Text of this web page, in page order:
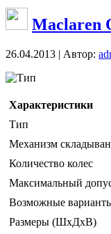
Maclaren
26.04.2013 | Автор:
Тип
Характеристики
Тип
Механизм
Количество колес
Максимальный
Возможные
Размеры (ШxДxВ)